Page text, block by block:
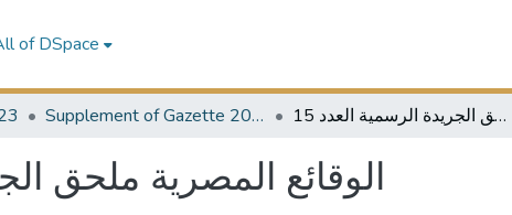
of DSpace
Supplement of Gazette 2023 الوقائع المصرية ملحق الجريدة الرسمية العدد 15
الوقائع المصرية ملحق